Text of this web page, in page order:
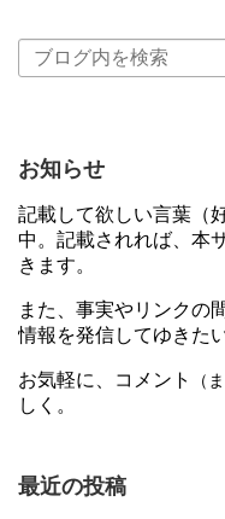
お知らせ
記載して欲しい言葉（
中。記載されれば、本
きます。
また、事実やリンクの
情報を発信してゆきたい
お気軽に、コメント （
しく。
最近の投稿